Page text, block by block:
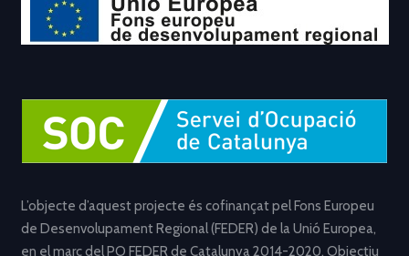
L’objecte d’aquest projecte és cofinançat pel Fons Europeu
de Desenvolupament Regional (FEDER) de la Unió Europea,
en el marc del PO FEDER de Catalunya 2014-2020. Objectiu